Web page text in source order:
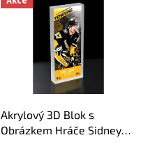
Akrylový 3D Blok s
Obrázkem Hráče Sidney